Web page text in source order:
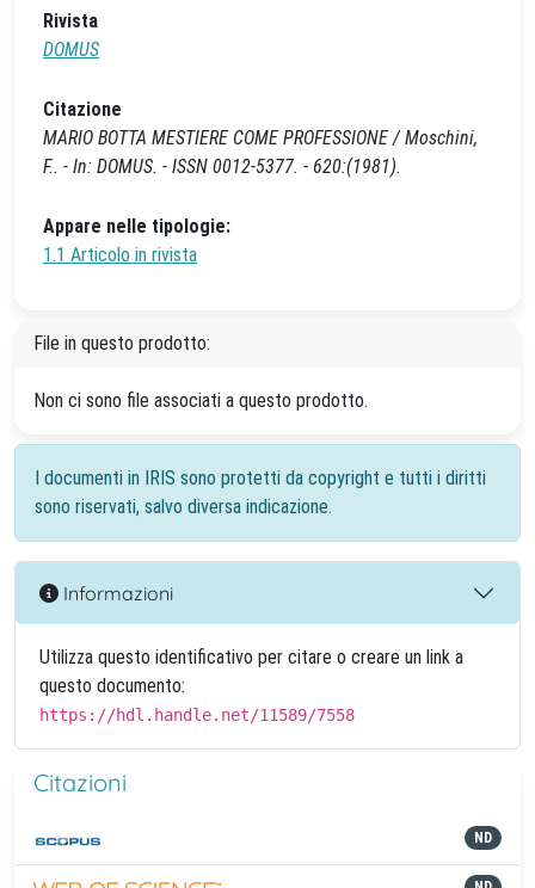
Rivista
DOMUS
Citazione
MARIO BOTTA MESTIERE COME PROFESSIONE / Moschini,
F.. - In: DOMUS. - ISSN 0012-5377. - 620:(1981).
Appare nelle tipologie:
1.1 Articolo in rivista
File in questo prodotto:
Non ci sono file associati a questo prodotto.
I documenti in IRIS sono protetti da copyright e tutti i diritti
sono riservati, salvo diversa indicazione.
Informazioni
Utilizza questo identificativo per citare o creare un link a
questo documento:
https://hdl.handle.net/11589/7558
Citazioni
ND